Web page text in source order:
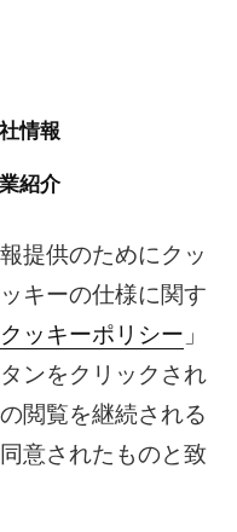
提供のためにクッ
キーの仕様に関す
クッキーポリシー 」
ンをクリックされ
閲覧を継続される
意されたものと致
情報
紹介
情報